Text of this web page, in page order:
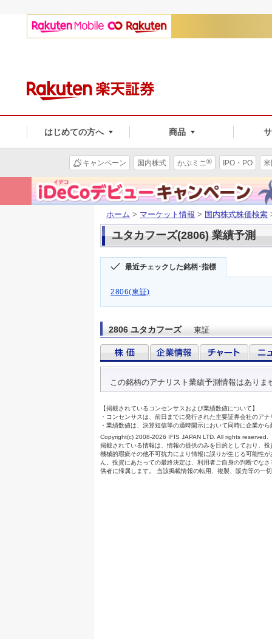
はじめての方へ 商品
キャンペーン 国内株式 かぶミニ® IPO・PO
ホーム > マーケット情報 > 国内株式株価検索
ユタカフーズ(2806) 業績予測
最近チェックした銘柄･指標
2806(東証)
2806 ユタカフーズ 東証